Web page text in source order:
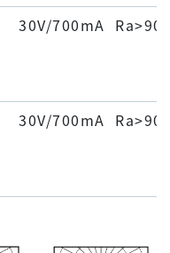
30V/700mA Ra>90
30V/700mA Ra>90